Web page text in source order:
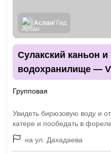
Аслан/ Гид
Сулакский каньон и
водохранилище —
Групповая
Увидеть бирюзовую воду и
катере и пообедать в
на ул. Дахадаева